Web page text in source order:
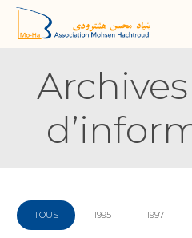
TOUS 1995 1997